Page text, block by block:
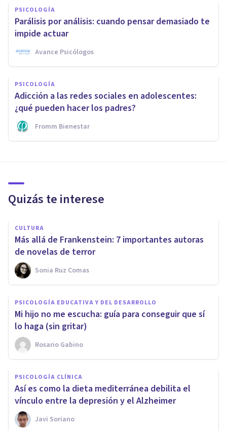
PSICOLOGÍA
Parálisis por análisis: cuando pensar demasiado te
impide actuar
Avance Psicólogos
PSICOLOGÍA
Adicción a las redes sociales en adolescentes:
¿qué pueden hacer los padres?
Fromm Bienestar
Quizás te interese
CULTURA
Más allá de Frankenstein: 7 importantes autoras
de novelas de terror
Sonia Ruz Comas
PSICOLOGÍA EDUCATIVA Y DEL DESARROLLO
Mi hijo no me escucha: guía para conseguir que sí
lo haga (sin gritar)
Rosario Gabino
PSICOLOGÍA CLÍNICA
Así es como la dieta mediterránea debilita el
vínculo entre la depresión y el Alzheimer
Javi Soriano